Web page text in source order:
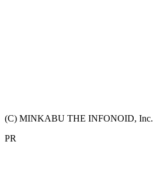
(C) MINKABU THE INFONOID, Inc.
PR